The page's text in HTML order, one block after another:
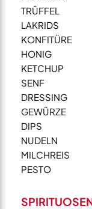
TRÜFFEL
LAKRIDS
KONFITÜRE
HONIG
KETCHUP
SENF
DRESSING
GEWÜRZE
DIPS
NUDELN
MILCHREIS
PESTO